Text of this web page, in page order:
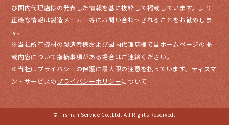
び国内代理店様の発表した情報を基に抜粋して掲載しています。より
正確な情報は製造メーカー等にお問い合わせされることをお勧めしま
す。
※当社所有機材の製造者様および国内代理店様で当ホームページの掲
載内容について指摘事項がある場合はご連絡ください。
※当社はプライバシーの保護に最大限の注意を払っています。ティスマ
ン・サービスのプライバシーポリシーについて
© Tisman Service Co.,Ltd. All Rights Reserved.